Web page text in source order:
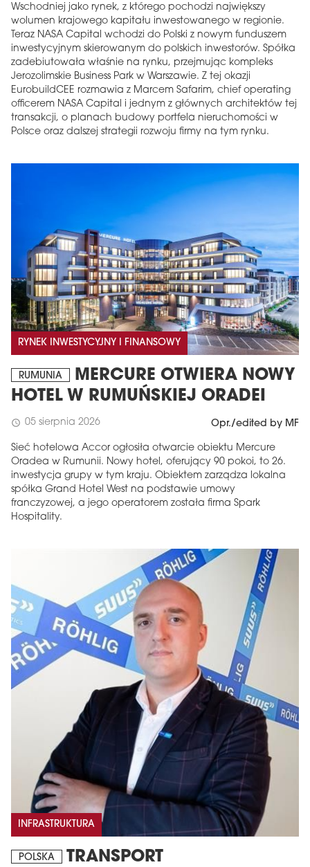
Wschodniej jako rynek, z którego pochodzi największy
wolumen krajowego kapitału inwestowanego w regionie.
Teraz NASA Capital wchodzi do Polski z nowym funduszem
inwestycyjnym skierowanym do polskich inwestorów. Spółka
zadebiutowała właśnie na rynku, przejmując kompleks
Jerozolimskie Business Park w Warszawie. Z tej okazji
EurobuildCEE rozmawia z Marcem Safarim, chief operating
officerem NASA Capital i jednym z głównych architektów tej
transakcji, o planach budowy portfela nieruchomości w
Polsce oraz dalszej strategii rozwoju firmy na tym rynku.
RYNEK INWESTYCYJNY I FINANSOWY
RUMUNIA
MERCURE OTWIERA NOWY
HOTEL W RUMUŃSKIEJ ORADEI
schedule 05 sierpnia 2026 Opr./edited by MF
Sieć hotelowa Accor ogłosiła otwarcie obiektu Mercure
Oradea w Rumunii. Nowy hotel, oferujący 90 pokoi, to 26.
inwestycja grupy w tym kraju. Obiektem zarządza lokalna
spółka Grand Hotel West na podstawie umowy
franczyzowej, a jego operatorem została firma Spark
Hospitality.
INFRASTRUKTURA
POLSKA
TRANSPORT